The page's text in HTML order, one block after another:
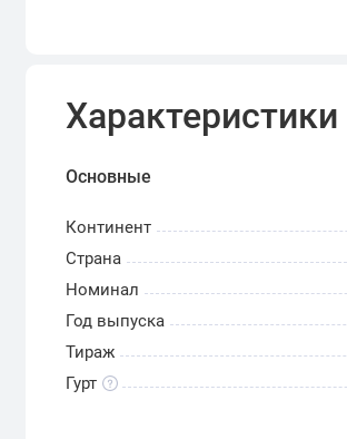
Характеристики
Основные
Континент
Страна
Номинал
Год выпуска
Тираж
Гурт